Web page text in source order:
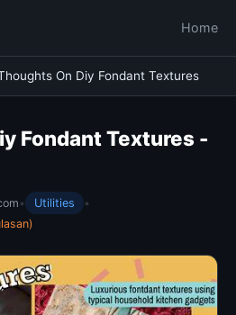
Home
On Diy Fondant Textures
Fondant Textures -
• Utilities
•